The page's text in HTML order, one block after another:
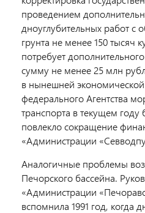
проведением
дноуглубительных работ с
грунта не менее 150 тысяч
потребует
сумму не менее 25 млн
в нынешней
федерального Агентства
транспорта в текущем году
повлекло сокращение
«Администрации
Аналогичные проблемы
Печорского бассейна.
«Администрации
вспомнила 1991 год, когда